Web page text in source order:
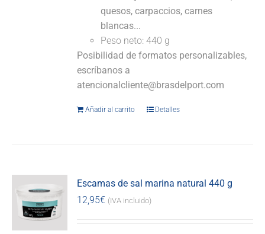
quesos, carpaccios, carnes
blancas...
Peso neto: 440 g
Posibilidad de formatos personalizables,
escríbanos a
atencionalcliente@brasdelport.com
Añadir al carrito Detalles
Escamas de sal marina natural 440 g
12,95€ (IVA incluido)